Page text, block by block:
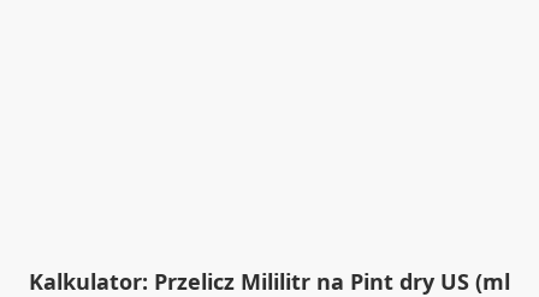
Kalkulator: Przelicz Mililitr na Pint dry US (ml